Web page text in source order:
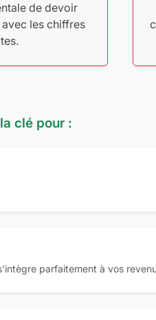
de devoir
les chiffres
clé pour :
parfaitement à vos